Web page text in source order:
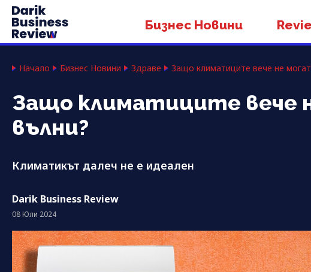
Бизнес Новини
Начало Бизнес Новини Здраве Защо климатиците вече не
Защо климатиците вече
вълни?
Климатикът далеч не е идеален
Darik Business Review
08 Юли 2024